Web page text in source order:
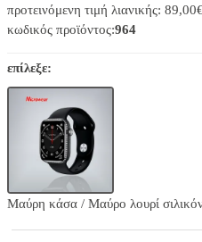
προτεινόμενη τιμή λιανικής:
κωδικός προϊόντος:964
επίλεξε:
Μαύρη κάσα / Μαύρο λουρί